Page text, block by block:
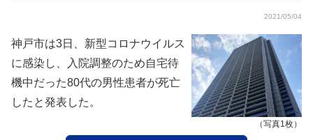
2021/05/04
（写真1枚）
神戸市は3日、新型コロナウイルス
に感染し、入院調整のため自宅待
機中だった80代の男性患者が死亡
したと発表した。